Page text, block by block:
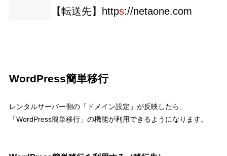
【転送先】https://netaone.com
WordPress簡単移行
レンタルサーバー側の「ドメイン設定」が反映したら、
「WordPress簡単移行」の機能が利用できるようになります。